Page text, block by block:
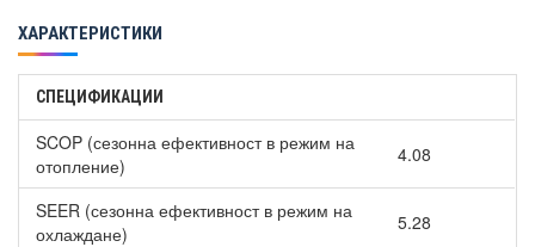
ХАРАКТЕРИСТИКИ
СПЕЦИФИКАЦИИ
SCOP (сезонна ефективност в режим на
отопление)
4.08
SEER (сезонна ефективност в режим на
охлаждане)
5.28